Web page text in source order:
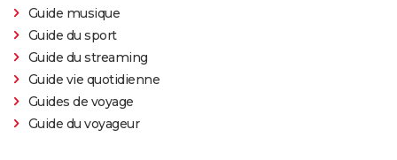
Guide musique
Guide du sport
Guide du streaming
Guide vie quotidienne
Guides de voyage
Guide du voyageur